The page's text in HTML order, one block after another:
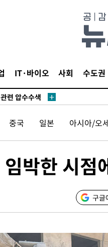
IT·바이오 사회 수도권
련 압수수색
승 출발
개장
슘섬에서 두차
중국 일본 아시아/오
박한 시점
구글